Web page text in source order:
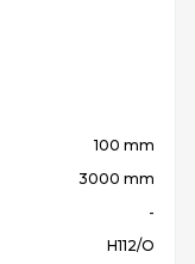
100 mm
3000 mm
-
H112/O